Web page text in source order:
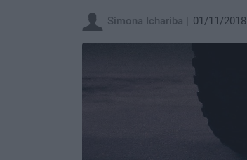
Simona Ichariba 01/11/2018